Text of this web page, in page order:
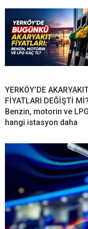
YERKÖY’DE
FİYATLARI DEĞİŞTİ Mİ?
Benzin, motorin ve
hangi istasyon daha